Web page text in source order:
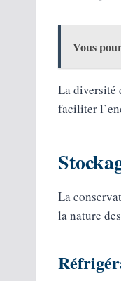
Vous
La diversité
faciliter
La
la nature